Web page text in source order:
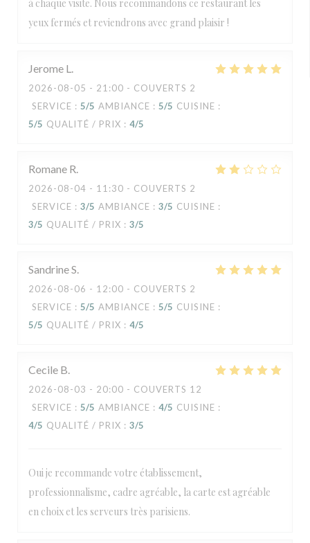
à chaque visite. Nous recommandons ce restaurant les
yeux fermés et reviendrons avec grand plaisir !
Jerome L
2026-08-05 - 21:00 - COUVERTS 2
SERVICE : 5/5 AMBIANCE : 5/5 CUISINE :
5/5 QUALITÉ / PRIX : 4/5
Romane R
2026-08-04 - 11:30 - COUVERTS 2
SERVICE : 3/5 AMBIANCE : 3/5 CUISINE :
3/5 QUALITÉ / PRIX : 3/5
SandrineS
2026-08-06 - 12:00 - COUVERTS 2
SERVICE : 5/5 AMBIANCE : 5/5 CUISINE :
5/5 QUALITÉ / PRIX : 4/5
Cecile B
2026-08-03 - 20:00 - COUVERTS 12
SERVICE : 5/5 AMBIANCE : 4/5 CUISINE :
4/5 QUALITÉ / PRIX : 3/5
Oui je recommande votre établissement,
professionnalisme, cadre agréable, la carte est agréable
en choix et les serveurs très parisiens.